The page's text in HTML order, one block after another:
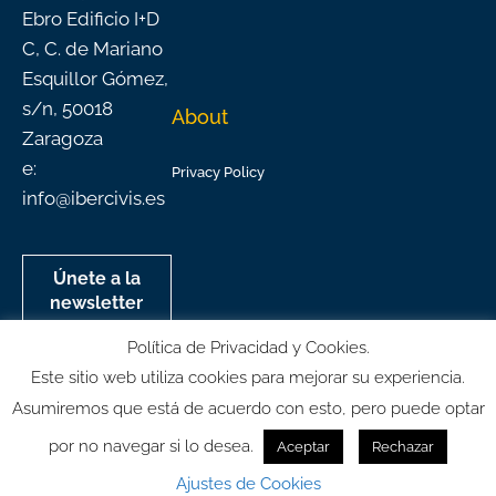
Ebro Edificio I+D
C, C. de Mariano
Esquillor Gómez,
s/n, 50018
Zaragoza
e:
info@ibercivis.es
Únete a la
newsletter
Ibercivis
About
Privacy Policy
© All rights reserved
Política de Privacidad y Cookies.
Este sitio web utiliza cookies para mejorar su experiencia.
Asumiremos que está de acuerdo con esto, pero puede optar
por no navegar si lo desea.
Aceptar Rechazar
Ajustes de Cookies